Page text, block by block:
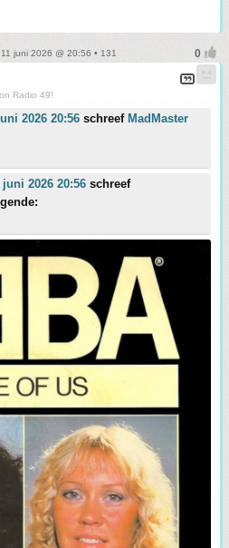
juni 2026 @ 20:56 • 131
on Radio 49!
2026 20:56 schreef MadMaster
2026 20:56 schreef